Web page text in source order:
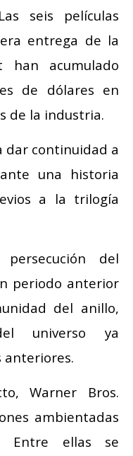
seis películas
entrega de la
han acumulado
de dólares en
de la industria.
dar continuidad a
una historia
a la trilogía
del
periodo anterior
del anillo,
universo ya
anteriores.
Warner Bros.
ambientadas
Entre ellas se